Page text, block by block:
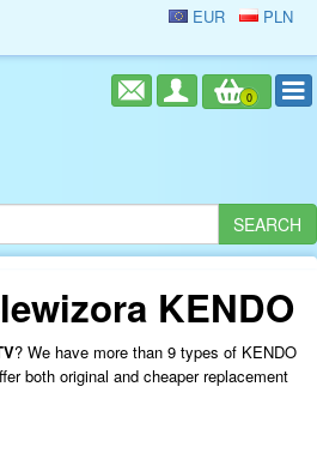
EUR PLN
0
KENDO
? We have more than 9 types of KENDO
both original and cheaper replacement